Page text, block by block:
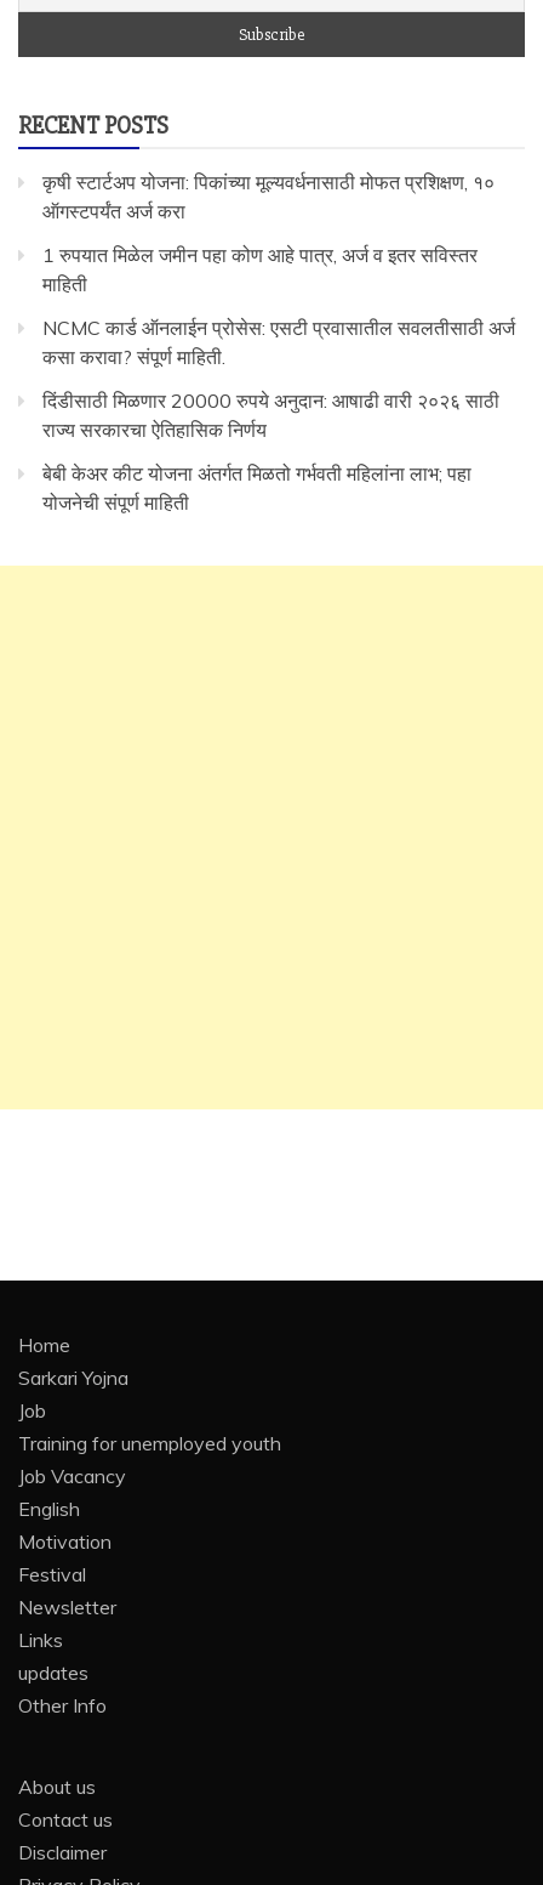
RECENT POSTS
कृषी स्टार्टअप योजना: पिकांच्या मूल्यवर्धनासाठी मोफत प्रशिक्षण, १०
ऑगस्टपर्यंत अर्ज करा
1 रुपयात मिळेल जमीन पहा कोण आहे पात्र, अर्ज व इतर सविस्तर
माहिती
NCMC कार्ड ऑनलाईन प्रोसेस: एसटी प्रवासातील सवलतीसाठी अर्ज
कसा करावा? संपूर्ण माहिती.
दिंडीसाठी मिळणार 20000 रुपये अनुदान: आषाढी वारी २०२६ साठी
राज्य सरकारचा ऐतिहासिक निर्णय
बेबी केअर कीट योजना अंतर्गत मिळतो गर्भवती महिलांना लाभ; पहा
योजनेची संपूर्ण माहिती
Home
Sarkari Yojna
Job
Training for unemployed youth
Job Vacancy
English
Motivation
Festival
Newsletter
Links
updates
Other Info
About us
Contact us
Disclaimer